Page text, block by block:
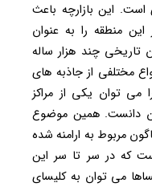
این بازارچه باعث
منطقه را به عنوان
تاریخی چند هزار ساله
مختلفی از جاذبه های
توان یکی از مراکز
دانست. همین موضوع
مربوط به ارامنه شده
که در سر تا سر این
می توان به کلیسای